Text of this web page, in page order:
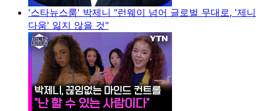
'스타뉴스룸' 박제니 "런웨이 넘어 글로벌 무대로, '제니
다움' 잃지 않을 것"